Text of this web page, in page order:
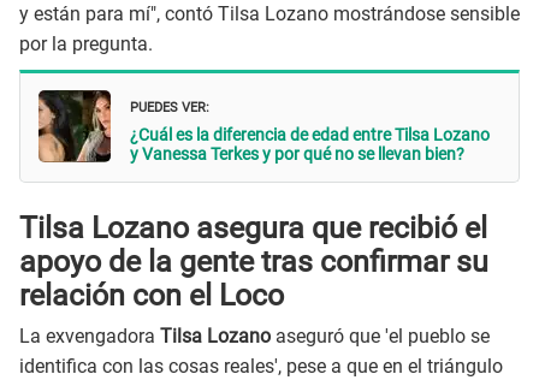
y están para mí", contó Tilsa Lozano mostrándose sensible
por la pregunta.
PUEDES VER:
¿Cuál es la diferencia de edad entre Tilsa Lozano
y Vanessa Terkes y por qué no se llevan bien?
Tilsa Lozano asegura que recibió el
apoyo de la gente tras confirmar su
relación con el Loco
La exvengadora Tilsa Lozano aseguró que 'el pueblo se
identifica con las cosas reales', pese a que en el triángulo